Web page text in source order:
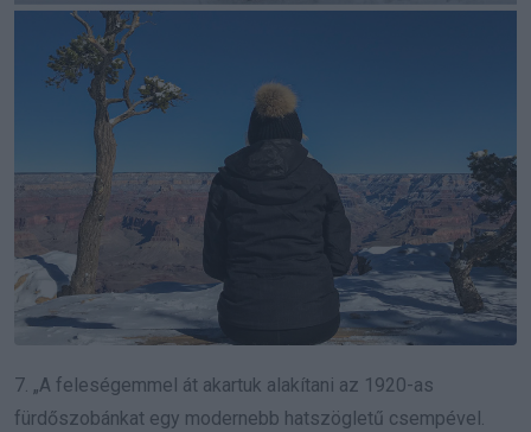
7. „A feleségemmel át akartuk alakítani az 1920-as
fürdőszobánkat egy modernebb hatszögletű csempével.